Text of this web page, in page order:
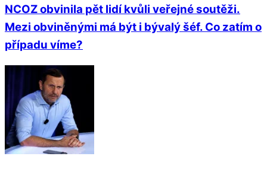
NCOZ obvinila pět lidí kvůli veřejné soutěži.
Mezi obviněnými má být i bývalý šéf. Co zatím o
případu víme?